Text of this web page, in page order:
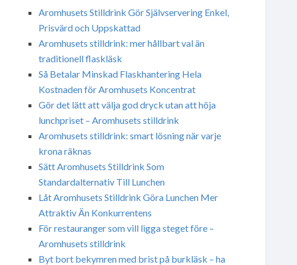
Aromhusets Stilldrink Gör Självservering Enkel,
Prisvärd och Uppskattad
Aromhusets stilldrink: mer hållbart val än
traditionell flaskläsk
Så Betalar Minskad Flaskhantering Hela
Kostnaden för Aromhusets Koncentrat
Gör det lätt att välja god dryck utan att höja
lunchpriset – Aromhusets stilldrink
Aromhusets stilldrink: smart lösning när varje
krona räknas
Sätt Aromhusets Stilldrink Som
Standardalternativ Till Lunchen
Låt Aromhusets Stilldrink Göra Lunchen Mer
Attraktiv Än Konkurrentens
För restauranger som vill ligga steget före –
Aromhusets stilldrink
Byt bort bekymren med brist på burkläsk – ha